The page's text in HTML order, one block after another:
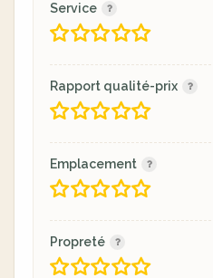
Service
Rapport qualité-prix
Emplacement
Propreté